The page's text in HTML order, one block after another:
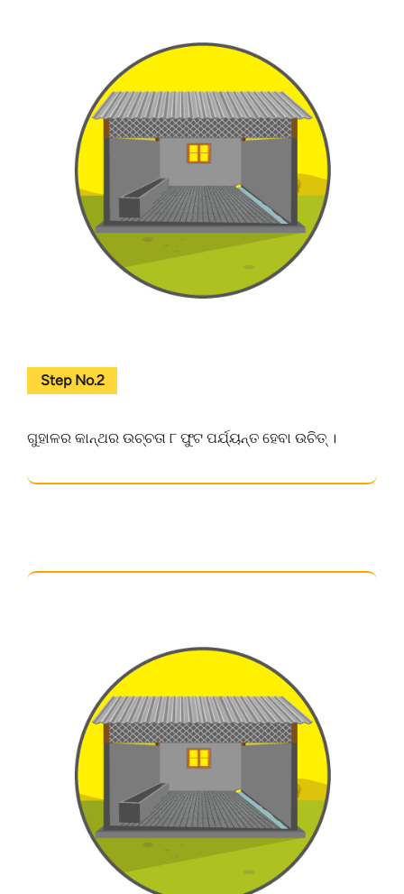
Step No.2
ଗୁହାଳର କାନ୍ଥର ଉଚ୍ଚତା ୮ ଫୁଟ ପର୍ଯ୍ୟନ୍ତ ହେବା ଉଚିତ୍ ।